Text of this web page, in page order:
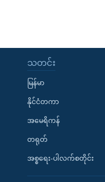
သတင်း
မြန်မာ
နိုင်ငံတကာ
အမေရိကန်
တရုတ်
အစ္စရေး-ပါလက်စတိုင်း